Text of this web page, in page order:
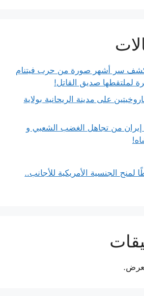
سر أشهر صورة من حرب فيتنام
لملتقطها صديق القاتل!
على مدينة الريحانية بولاية
إيران من تجاهل الغضب الشعبي و
الجنسية الأمريكية للأجانب..